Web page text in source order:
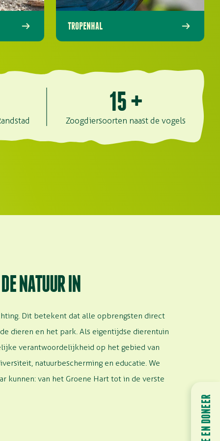
TROPENHAL
15+
Zoogdiersoorten naast de vogels
NATUUR IN
Dit betekent dat alle opbrengsten direct
dieren en het park. Als eigentijdse dierentuin
verantwoordelijkheid op het gebied van
natuurbescherming en educatie. We
kunnen: van het Groene Hart tot in de verste